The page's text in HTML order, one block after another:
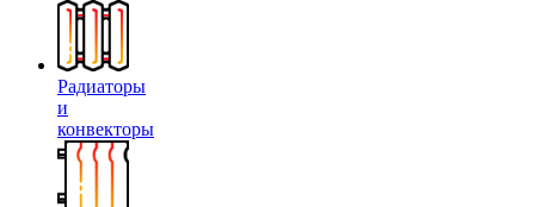
Радиаторы
и
конвекторы